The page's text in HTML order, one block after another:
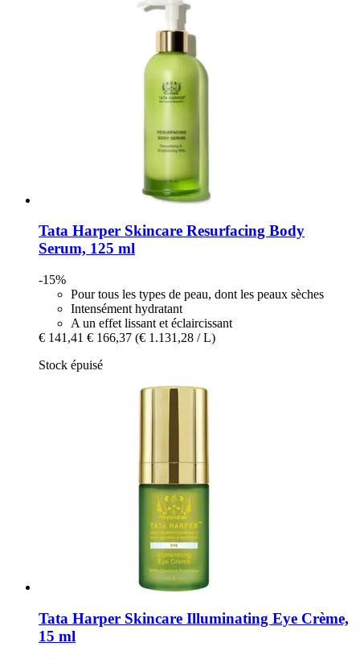
Tata Harper Skincare Resurfacing Body
Serum, 125 ml
-15%
Pour tous les types de peau, dont les peaux sèches
Intensément hydratant
A un effet lissant et éclaircissant
€ 141,41 € 166,37 (€ 1.131,28 / L)
Stock épuisé
Tata Harper Skincare Illuminating Eye Crème,
15 ml